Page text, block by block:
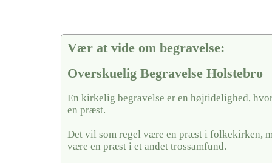
Vær at vide om begravelse:
Overskuelig Begravelse Holstebro
En kirkelig begravelse er en højtidelighed,
en præst.
Det vil som regel være en præst i folkekirken,
være en præst i et andet trossamfund.